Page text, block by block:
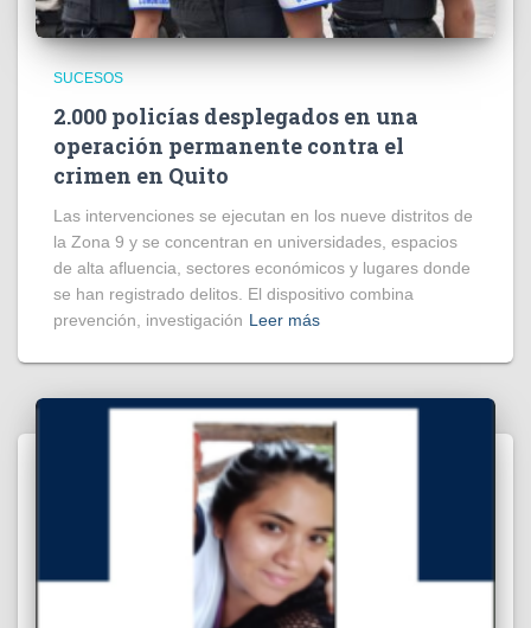
SUCESOS
2.000 policías desplegados en una
operación permanente contra el
crimen en Quito
Las intervenciones se ejecutan en los nueve distritos de
la Zona 9 y se concentran en universidades, espacios
de alta afluencia, sectores económicos y lugares donde
se han registrado delitos. El dispositivo combina
prevención, investigación Leer más